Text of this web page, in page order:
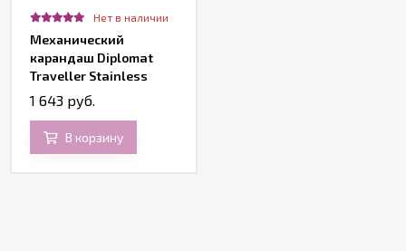
Нет в наличии
Механический
карандаш Diplomat
Traveller Stainless
Steel Gold
1 643 руб.
В корзину